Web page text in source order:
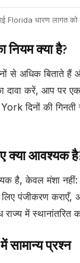
गई Florida धारण लागत
नियम क्या है?
से अधिक बिताते
दावा करें, आप पर
दिनों की गिनती
क्या आवश्यक
है, केवल
पंजीकरण
में स्थानांतरित
प्रश्न